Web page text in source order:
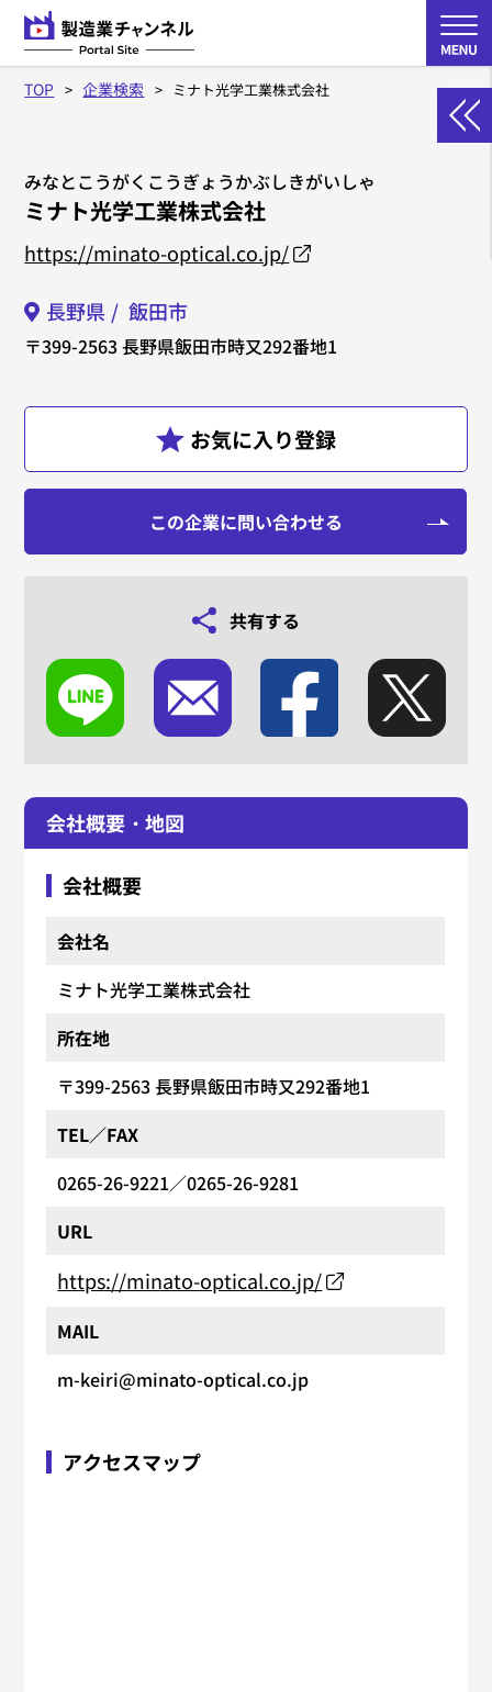
TOP 企業検索 ミナト光学工業株式会社
みなとこうがくこうぎょうかぶしきがいしゃ
ミナト光学工業株式会社
https://minato-optical.co.jp/
長野県 飯田市
〒399-2563長野県飯田市時又292番地1
この企業に問い合わせる
共有する
会社概要・地図
会社概要
会社名
ミナト光学工業株式会社
所在地
〒399-2563長野県飯田市時又292番地1
TEL／FAX
0265-26-9221／0265-26-9281
URL
https://minato-optical.co.jp/
MAIL
m-keiri@minato-optical.co.jp
アクセスマップ